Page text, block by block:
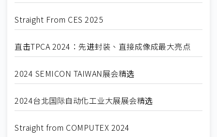
Straight From CES 2025
直击TPCA 2024：先进封装、直接成像成最大亮点
2024 SEMICON TAIWAN展会精选
2024台北国际自动化工业大展展会精选
Straight from COMPUTEX 2024